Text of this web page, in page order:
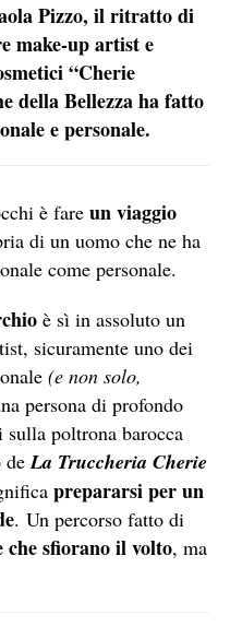
Pizzo, il ritratto di
make-up artist e
“Cherie
della Bellezza ha fatto
e personale.
è fare un viaggio
di un uomo che ne ha
come personale.
è sì in assoluto un
sicuramente uno dei
(e non solo,
persona di profondo
sulla poltrona barocca
de La Truccheria Cherie
prepararsi per un
. Un percorso fatto di
che sfiorano il volto, ma